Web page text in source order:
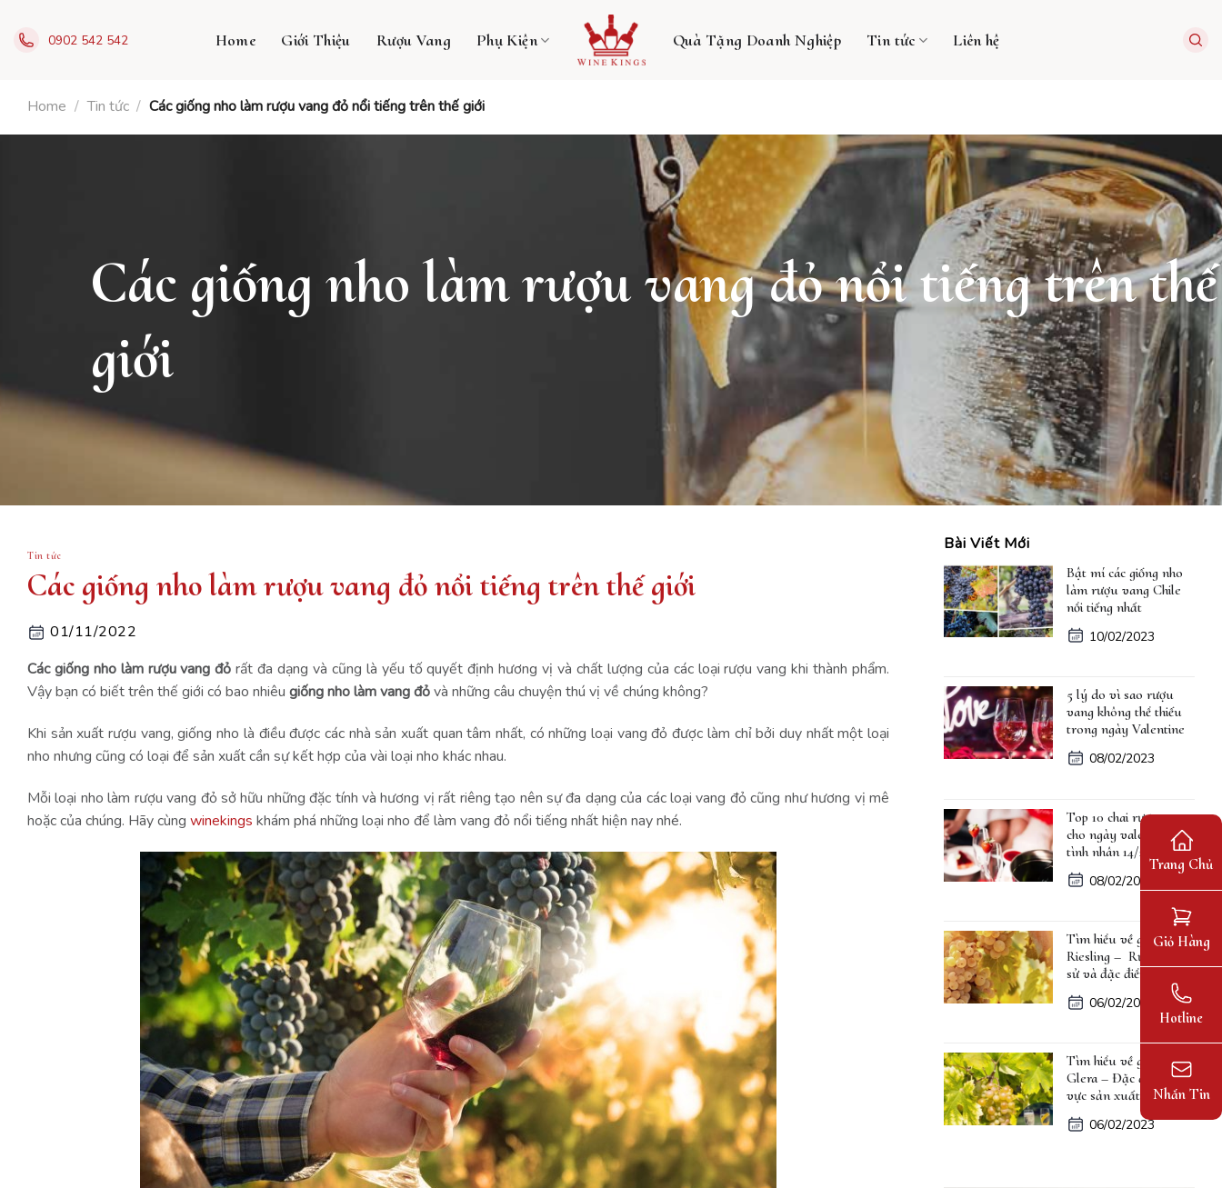
0902 542 542 Home Giới Thiệu Rượu Vang Phụ Kiện Quà Tặng Doanh Nghiệp Tin tức Liên hệ
Home / Tin tức / Các giống nho làm rượu vang đỏ nổi tiếng trên thế giới
Các giống nho làm rượu vang đỏ nổi tiếng trên thế
giới
Tin tức
Các giống nho làm rượu vang đỏ nổi tiếng trên thế giới
01/11/2022
Các giống nho làm rượu vang đỏ rất đa dạng và cũng là yếu tố quyết định hương vị và chất lượng của các loại rượu vang khi thành phẩm.
Vậy bạn có biết trên thế giới có bao nhiêu giống nho làm vang đỏvà những câu chuyện thú vị về chúng không?
Khi sản xuất rượu vang, giống nho là điều được các nhà sản xuất quan tâm nhất, có những loại vang đỏ được làm chỉ bởi duy nhất một loại
nho nhưng cũng có loại để sản xuất cần sự kết hợp của vài loại nho khác nhau.
Mỗi loại nho làm rượu vang đỏ sở hữu những đặc tính và hương vị rất riêng tạo nên sự đa dạng của các loại vang đỏ cũng như hương vị mê
hoặc của chúng. Hãy cùng winekings khám phá những loại nho để làm vang đỏ nổi tiếng nhất hiện nay nhé.
Bài Viết Mới
Bật mí các giống nho
làm rượu vang Chile
nổi tiếng nhất
10/02/2023
5 lý do vì sao rượu
vang không thể thiếu
trong ngày Valentine
08/02/2023
Top 10 chai rượu vang
cho ngày valentine lễ
tình nhân 14/2
08/02/2023
Tìm hiểu về giống nho
Riesling – Rượu, lịch
sử và đặc điểm
06/02/2023
Tìm hiểu về giống nho
Glera – Đặc điểm, khu
vực sản xuất
06/02/2023
Trang Chủ
Giỏ Hàng
Hotline
Nhắn Tin